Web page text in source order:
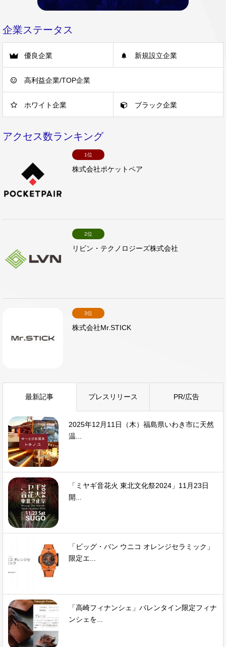
企業ステータス
優良企業 新規設立企業
高利益企業/TOP企業
ホワイト企業 ブラック企業
アクセス数ランキング
1位
株式会社ポケットペア
2位
リビン・テクノロジーズ株式会社
3位
株式会社Mr.STICK
最新記事 プレスリリース PR/広告
2025年12月11日（木）福島県いわき市に天然
温...
「ミヤギ音花火 東北文化祭2024」11月23日
開...
「ビッグ・バン ウニコ オレンジセラミック」
限定エ...
「高崎フィナンシェ」バレンタイン限定フィナ
ンシェを...